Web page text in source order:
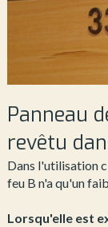
Panneau
revêtu
Dans l'utilisation
feu B n'a qu'un
Lorsqu'elle est